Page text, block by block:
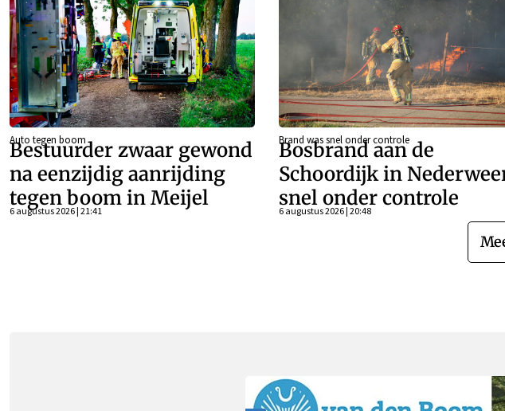
Auto tegen boom
Bestuurder zwaar gewond
na eenzijdig aanrijding
tegen boom in Meijel
6 augustus 2026 | 21:41
Brand was snel onder controle
Bosbrand aan de
Schoordijk in
snel onder controle
6 augustus 2026 | 20:48